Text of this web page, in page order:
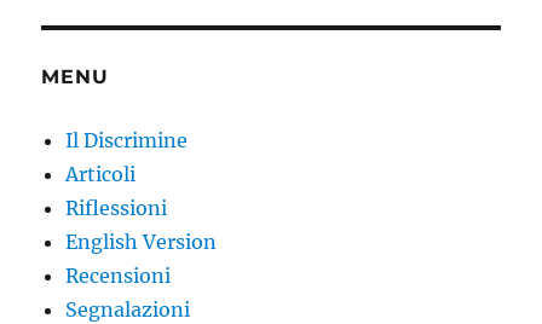
MENU
Il Discrimine
Articoli
Riflessioni
English Version
Recensioni
Segnalazioni